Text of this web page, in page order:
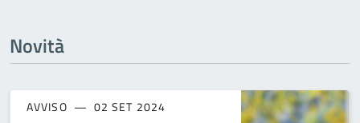
Novità
AVVISO 02 SET 2024